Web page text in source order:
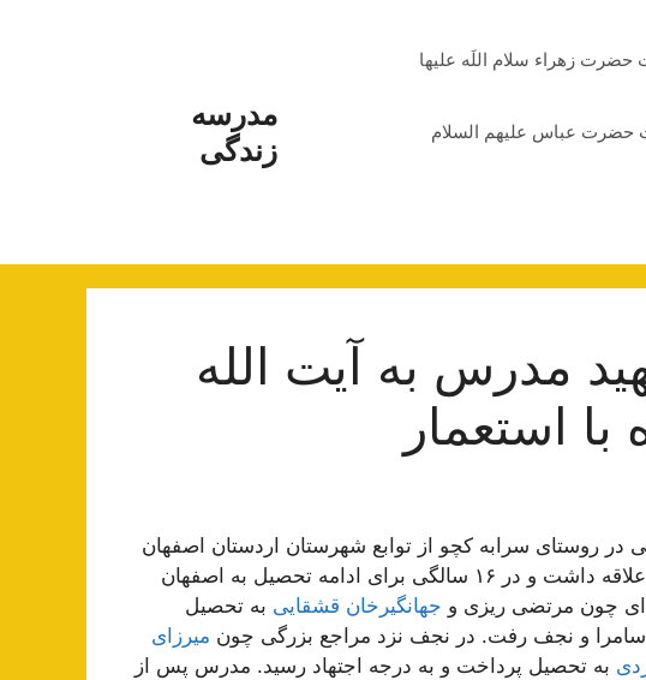
مدرسه
زندگی
زهراء سلام اللَه علیها
حضرت عباس علیهم السلام
مدرس به آیت الله
استعمار
شمسی در روستای سرابه کچو از توابع شهرستان اردستان اصفهان
متولد شد. او از کودکی به تحصیل علوم دینی علاقه داشت و در ۱۶ سالگی برای ادامه تحصیل به اصفهان
چون مرتضی ریزی و جهانگیرخان قشقایی به تحصیل
و نجف رفت. در نجف نزد مراجع بزرگی چون میرزای
به تحصیل پرداخت و به درجه اجتهاد رسید. مدرس پس از